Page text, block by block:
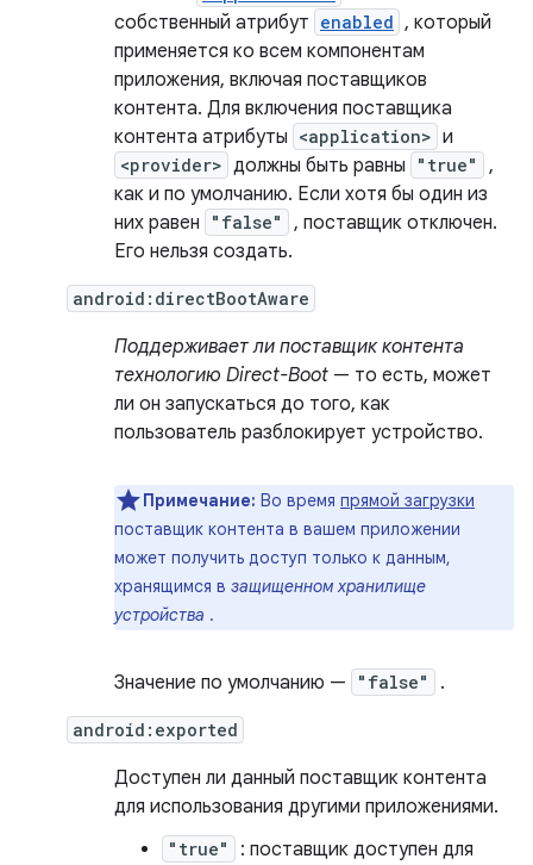
собственный атрибут enabled , который
применяется ко всем компонентам
приложения, включая поставщиков
контента. Для включения поставщика
контента атрибуты <application> и
<provider> должны быть равны "true"
,
как и по умолчанию. Если хотя бы один из
них равен
"false"
, поставщик отключен.
Его нельзя создать.
android:directBootAware
Поддерживает ли поставщик контента
технологию Direct-Boot — то есть, может
ли он запускаться до того, как
пользователь разблокирует устройство.
Примечание: Во время прямой загрузки
поставщик контента в вашем приложении
может получить доступ только к данным,
хранящимся в защищенном хранилище
устройства .
Значение по умолчанию — "false" .
android:exported
Доступен ли данный поставщик контента
для использования другими приложениями.
"true"
: поставщик доступен для